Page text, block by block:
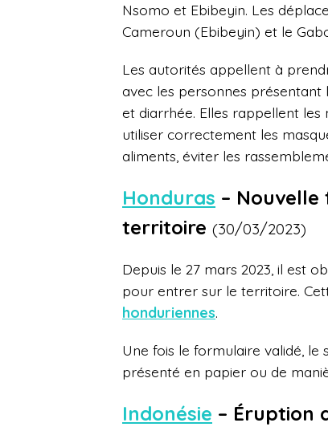
Nsomo et Ebibeyin. Les
Cameroun (Ebibeyin) et le
Les autorités appellent à
avec les personnes présentant
et diarrhée. Elles rappellent les
utiliser correctement les
aliments, éviter les
Honduras –
territoire (30/03/2023)
Depuis le 27 mars 2023, il est
pour entrer sur le territoire.
honduriennes.
Une fois le formulaire validé,
présenté en papier ou de
Indonésie – Éruption